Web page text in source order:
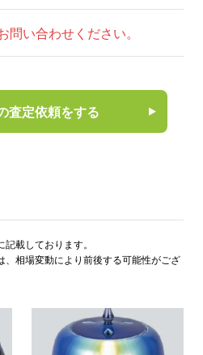
問い合わせください。
査定依頼をする
載しております。
、相場変動により前後する可能性がござ